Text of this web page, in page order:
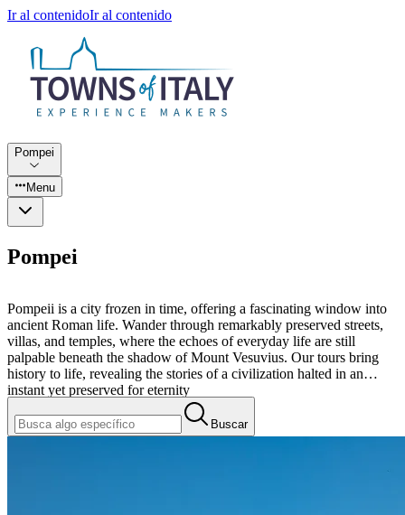
Ir al contenidoIr al contenido
Pompei
Menu
Pompei
Pompeii is a city frozen in time, offering a fascinating window into
ancient Roman life. Wander through remarkably preserved streets,
villas, and temples, where the echoes of everyday life are still
palpable beneath the shadow of Mount Vesuvius. Our tours bring
history to life, revealing the stories of a civilization halted in an
instant yet preserved for eternity
Buscar